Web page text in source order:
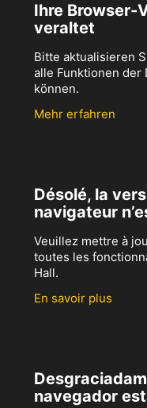
Ihre Browser-
veraltet
Bitte aktualisieren
alle Funktionen der
können.
Mehr erfahren
Désolé, la
navigateur
Veuillez mettre à
toutes les
Hall.
En savoir plus
navegador